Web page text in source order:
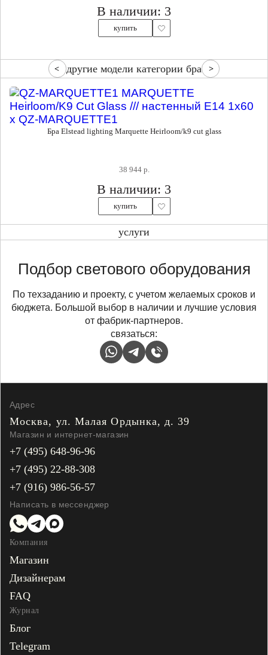
В наличии: 3
купить
другие модели категории бра
Бра Elstead lighting Marquette Heirloom/k9 cut glass
38 944 р.
В наличии: 3
купить
услуги
Подбор светового оборудования
По техзаданию и проекту, с учетом желаемых сроков и
бюджета. Большой выбор в наличии и лучшие условия
от фабрик-партнеров.
связаться:
Адрес
Москва, ул. МалаяОрдынка, д. 39
Магазин и интернет-магазин
+7 (495) 648-96-96
+7 (495) 22-88-308
+7 (916) 986-56-57
Написать в мессенджер
Компания
Магазин
Дизайнерам
FAQ
Журнал
Блог
Telegram